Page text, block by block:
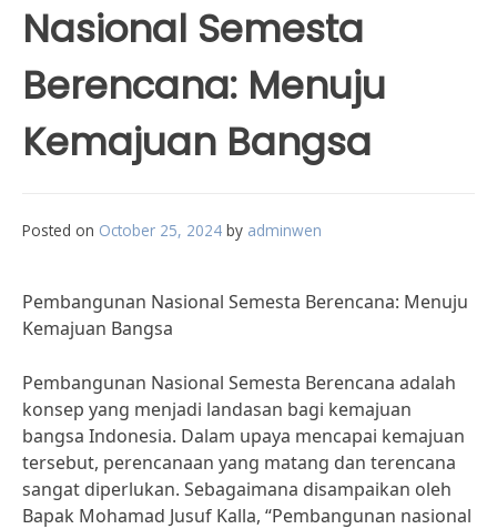
Nasional Semesta
Berencana: Menuju
Kemajuan Bangsa
Posted on October 25, 2024 by adminwen
Pembangunan Nasional Semesta Berencana: Menuju
Kemajuan Bangsa
Pembangunan Nasional Semesta Berencana adalah
konsep yang menjadi landasan bagi kemajuan
bangsa Indonesia. Dalam upaya mencapai kemajuan
tersebut, perencanaan yang matang dan terencana
sangat diperlukan. Sebagaimana disampaikan oleh
Bapak Mohamad Jusuf Kalla, “Pembangunan nasional